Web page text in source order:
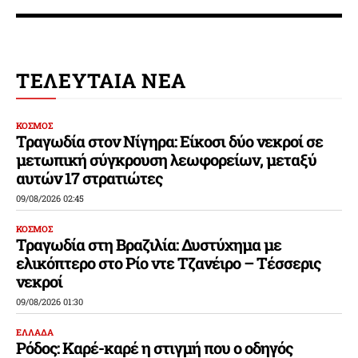
ΤΕΛΕΥΤΑΙΑ ΝΕΑ
ΚΟΣΜΟΣ
Τραγωδία στον Νίγηρα: Είκοσι δύο νεκροί σε
μετωπική σύγκρουση λεωφορείων, μεταξύ
αυτών 17 στρατιώτες
09/08/2026 02:45
ΚΟΣΜΟΣ
Τραγωδία στη Βραζιλία: Δυστύχημα με
ελικόπτερο στο Ρίο ντε Τζανέιρο – Τέσσερις
νεκροί
09/08/2026 01:30
ΕΛΛΑΔΑ
Ρόδος: Καρέ-καρέ η στιγμή που ο οδηγός